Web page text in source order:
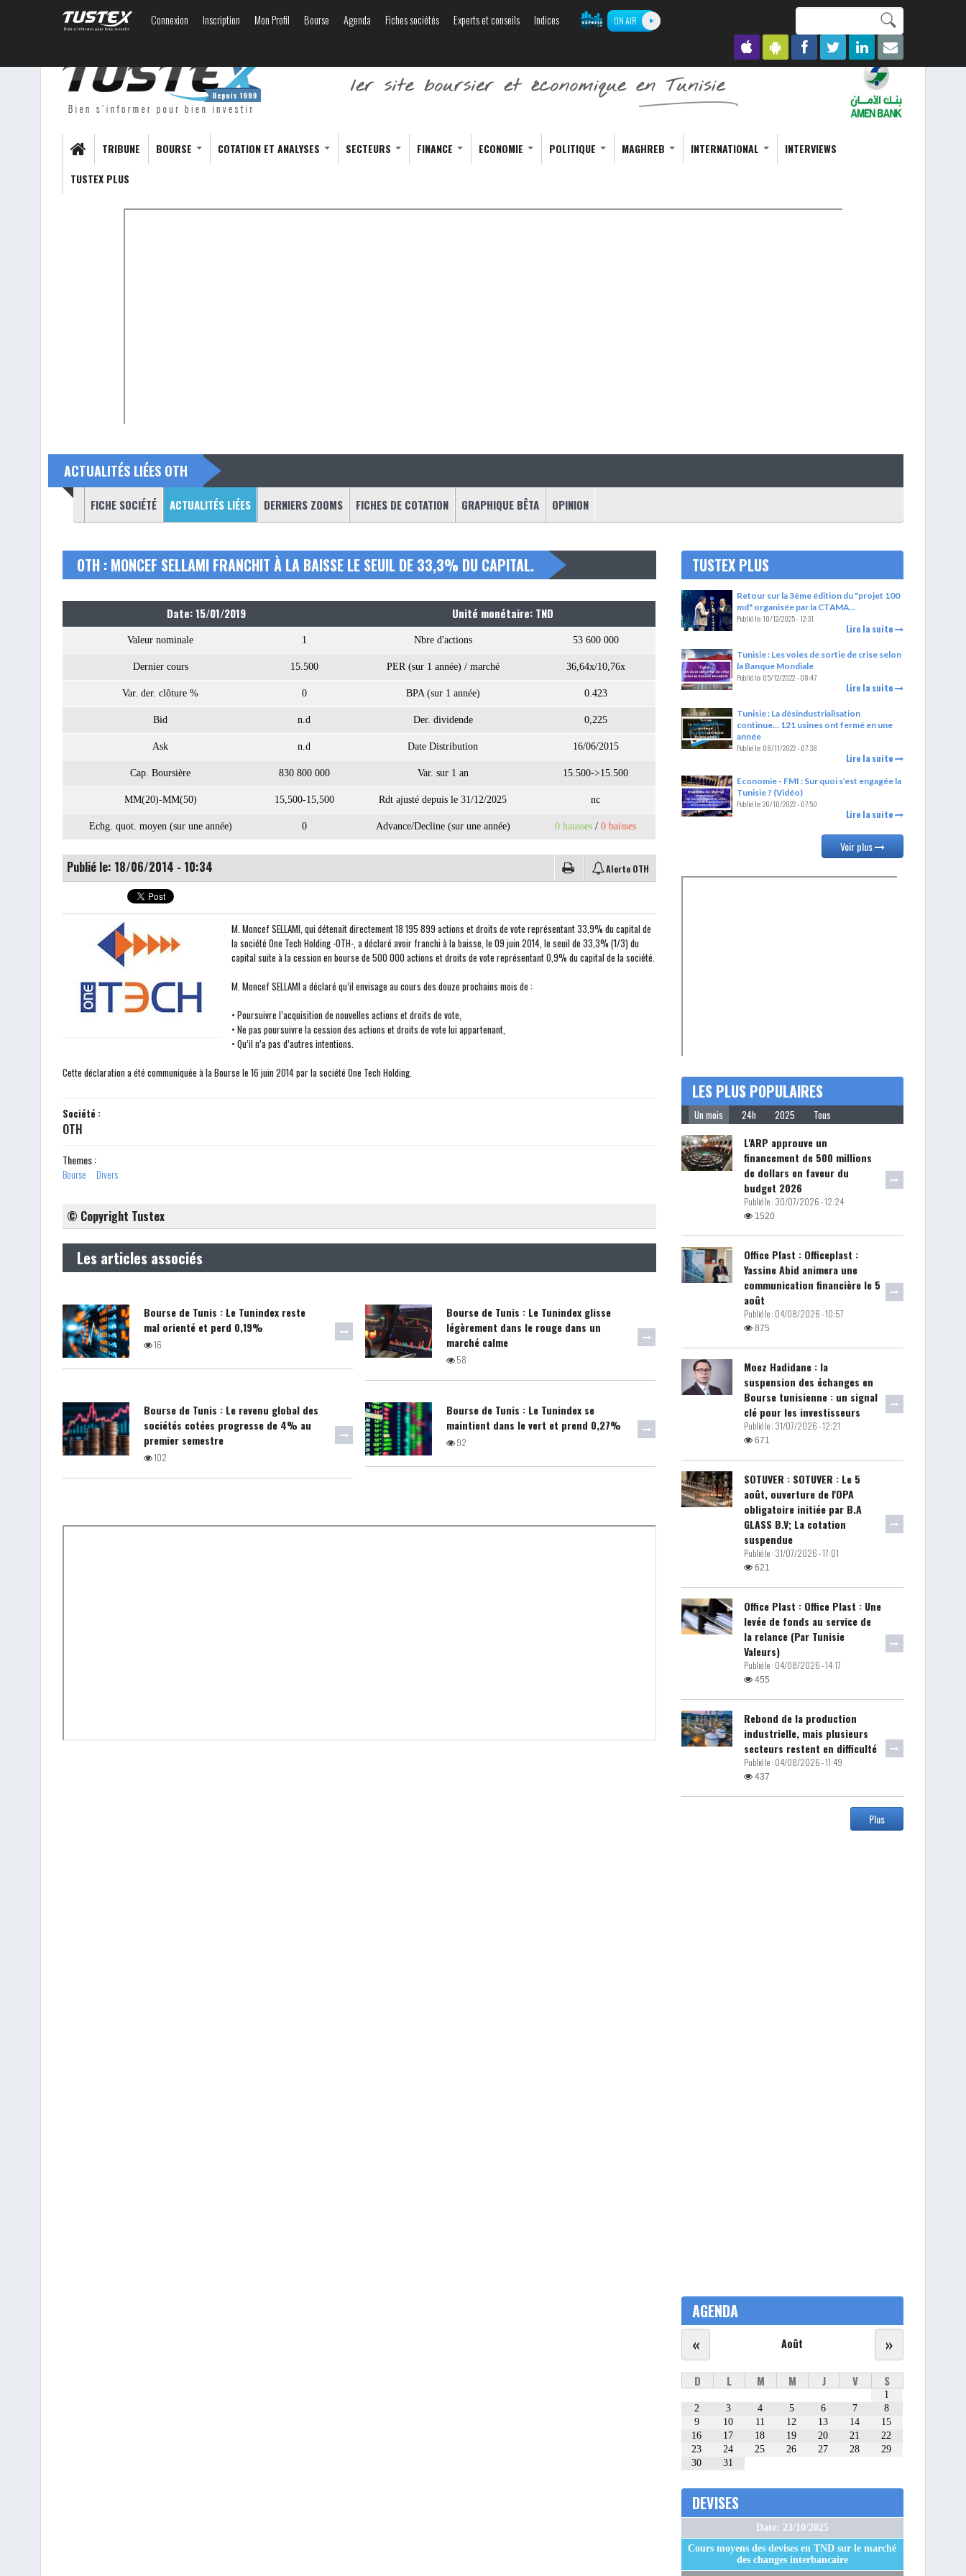
contenu
principal
Connexion Inscription Mon Profil Bourse Agenda Fiches sociétés Experts et conseils Indices ON AIR
recherche
TRIBUNE BOURSE COTATION ET ANALYSES SECTEURS FINANCE ECONOMIE POLITIQUE MAGHREB INTERNATIONAL
INTERVIEWS
TUSTEX PLUS
ACTUALITÉS LIÉES OTH
FICHE SOCIÉTÉ ACTUALITÉS LIÉES
(ONGLET ACTIF) DERNIERS ZOOMS FICHES DE COTATION GRAPHIQUE BÊTA OPINION
OTH : MONCEF SELLAMI FRANCHIT À LA BAISSE LE SEUIL DE 33,3% DU CAPITAL.
Date: 15/01/2019 Unité monétaire: TND
Valeur nominale 1 Nbre d'actions 53 600 000
Dernier cours 15.500 PER (sur 1 année) / marché 36,64x/10,76x
Var. der. clôture % 0 BPA (sur 1 année) 0.423
Bid n.d Der. dividende 0,225
Ask n.d Date Distribution 16/06/2015
Cap. Boursière 830 800 000 Var. sur 1 an 15.500->15.500
MM(20)-MM(50) 15,500-15,500 Rdt ajusté depuis le 31/12/2025 nc
Echg. quot. moyen (sur une année) 0 Advance/Decline (sur une année) 0 hausses / 0 baisses
Publié le: 18/06/2014 - 10:34 Alerte OTH
M. Moncef SELLAMI, qui détenait directement 18 195 899 actions et droits de vote représentant 33,9% du capital de
la société One Tech Holding -OTH-, a déclaré avoir franchi à la baisse, le 09 juin 2014, le seuil de 33,3% (1/3) du
capital suite à la cession en bourse de 500 000 actions et droits de vote représentant 0,9% du capital de la société.
M. Moncef SELLAMI a déclaré qu’il envisage au cours des douze prochains mois de :
• Poursuivre l’acquisition de nouvelles actions et droits de vote,
• Ne pas poursuivre la cession des actions et droits de vote lui appartenant,
• Qu’il n’a pas d’autres intentions.
Cette déclaration a été communiquée à la Bourse le 16 juin 2014 par la société One Tech Holding.
Société :
OTH
Themes :
Bourse
Divers
© Copyright Tustex
Les articles associés
Bourse de Tunis : Le Tunindex reste
mal orienté et perd 0,19%
16
Bourse de Tunis : Le Tunindex glisse
légèrement dans le rouge dans un
marché calme
58
Bourse de Tunis : Le revenu global des
sociétés cotées progresse de 4% au
premier semestre
102
Bourse de Tunis : Le Tunindex se
maintient dans le vert et prend 0,27%
92
TUSTEX PLUS
Retour sur la 3ème édition du "projet 100
md" organisée par la CTAMA...
Publié le:10/12/2025 - 12:31
Lire la suite
Tunisie : Les voies de sortie de crise selon
la Banque Mondiale
Publié le:05/12/2022 - 08:47
Lire la suite
Tunisie : La désindustrialisation
continue… 121 usines ont fermé en une
année
Publié le:08/11/2022 - 07:38
Lire la suite
Economie - FMI : Sur quoi s’est engagée la
Tunisie ? (Vidéo)
Publié le:26/10/2022 - 07:50
Lire la suite
Voir plus
LES PLUS POPULAIRES
Un mois 24h 2025 Tous
L'ARP approuve un
financement de 500 millions
de dollars en faveur du
budget 2026
Publié le : 30/07/2026 - 12:24
1520
Office Plast : Officeplast :
Yassine Abid animera une
communication financière le 5
août
Publié le : 04/08/2026 - 10:57
875
Moez Hadidane : la
suspension des échanges en
Bourse tunisienne : un signal
clé pour les investisseurs
Publié le : 31/07/2026 - 12:21
671
SOTUVER : SOTUVER : Le 5
août, ouverture de l'OPA
obligatoire initiée par B.A
GLASS B.V; La cotation
suspendue
Publié le : 31/07/2026 - 17:01
621
Office Plast : Office Plast : Une
levée de fonds au service de
la relance (Par Tunisie
Valeurs)
Publié le : 04/08/2026 - 14:17
455
Rebond de la production
industrielle, mais plusieurs
secteurs restent en difficulté
Publié le : 04/08/2026 - 11:49
437
Plus
AGENDA
Août
« »
D L M M J V S
1
2
3 4 5 6 7
8
9
10 11 12 13 14
15
16
17 18 19 20 21
22
23
24 25 26 27 28
29
30
31
DEVISES
Date: 23/10/2025
Cours moyens des devises en TND sur le marché
des changes interbancaire